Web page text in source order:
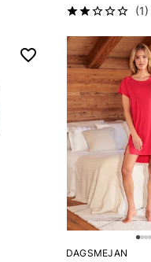
(1)
DAGSMEJAN